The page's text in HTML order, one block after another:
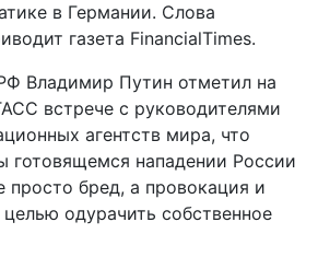
в Германии. Слова
газета FinancialTimes.
Владимир Путин отметил на
встрече с руководителями
агентств мира, что
готовящемся нападении России
просто бред, а провокация и
одурачить собственное